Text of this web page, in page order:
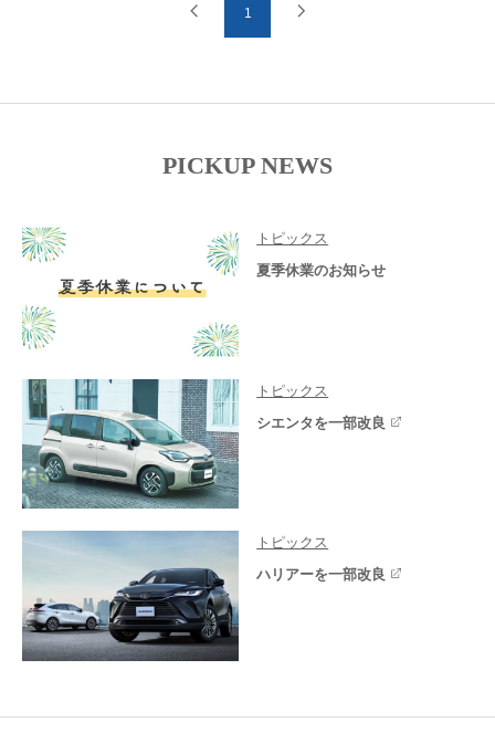
1
PICKUP NEWS
トピックス
夏季休業のお知らせ
トピックス
シエンタを一部改良
トピックス
ハリアーを一部改良